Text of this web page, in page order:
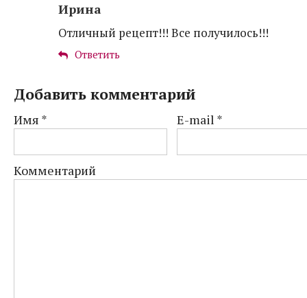
Ирина
Отличный рецепт!!! Все получилось!!!
Ответить
Добавить комментарий
Имя * E-mail *
Комментарий